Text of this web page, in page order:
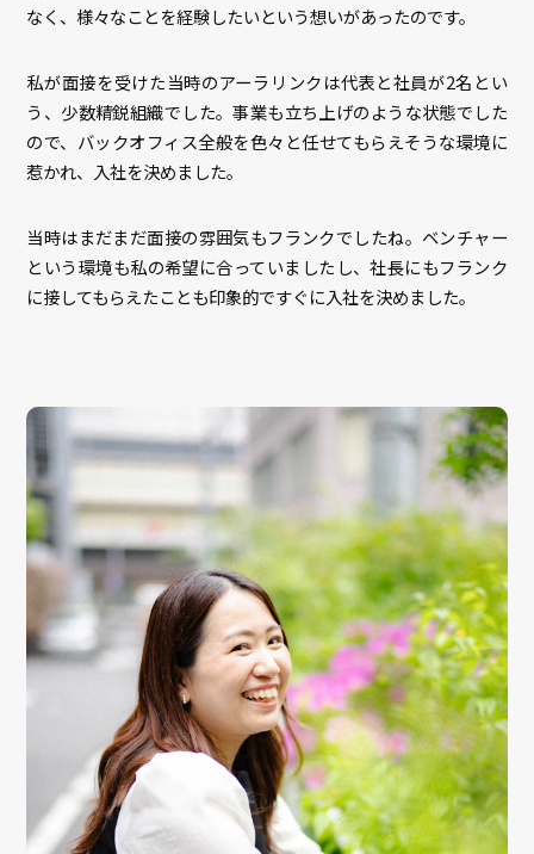
なく、様々なことを経験したいという想いがあったのです。
私が面接を受けた当時のアーラリンクは代表と社員が2名とい
う、少数精鋭組織でした。事業も立ち上げのような状態でした
ので、バックオフィス全般を色々と任せてもらえそうな環境に
惹かれ、入社を決めました。
当時はまだまだ面接の雰囲気もフランクでしたね。ベンチャー
という環境も私の希望に合っていましたし、社長にもフランク
に接してもらえたことも印象的ですぐに入社を決めました。